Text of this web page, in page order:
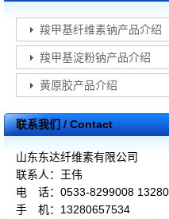
羧甲基纤维素钠产品介绍
羧甲基淀粉钠产品介绍
黄原胶产品介绍
联系我们 / Contact
山东东达纤维素有限公司
联系人：王伟
电 话：0533-8299008
手 机：13280657534